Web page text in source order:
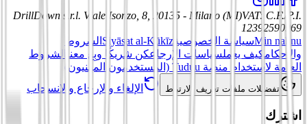
DrillDown s.r.l. Viale Isonzo, 8, 20135 - Milano (MI)VAT: C.F./P.I.
12392590969
Min nahnuسياسة الخصوصية Siyāsat al-Kūkīz الشروط
والأحكامكيف يعملسياسات الإرجاعكن شريكًا وبِع معنا
الشروط
العامة لاستخدام منصة Tuduu (المستخدمون المهنيون)
تفضيلات ملفات تعريف الارتباط الإلغاء والإرجاع والانسحاب
اشترك